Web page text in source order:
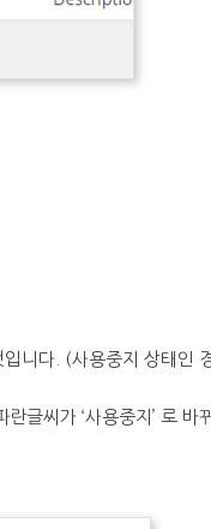
니다. (사용중지 상태인
글씨가 ‘사용중지’ 로